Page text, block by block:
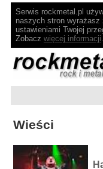
Serwis rockmetal.pl
naszych stron
ustawieniami Twojej
Zobacz więcej informacji.
Wieści